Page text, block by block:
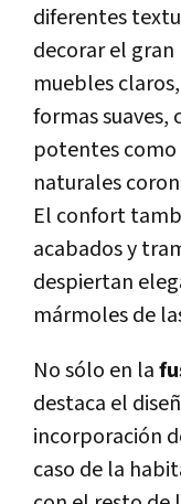
diferentes
decorar el gran
muebles
formas
potentes
naturales
El confort
acabados y
despiertan
mármoles de
No sólo en la
destaca el
incorporación
caso de la